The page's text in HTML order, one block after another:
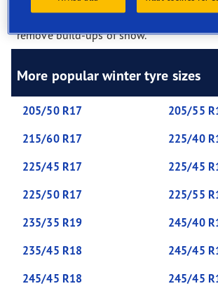
remove build-ups of snow.
More popular winter tyre sizes
205/50 R17
205/55
215/60 R17
225/40
225/45 R17
225/45
225/50 R17
225/55
235/35 R19
245/40
235/45 R18
245/45
245/45 R18
245/45